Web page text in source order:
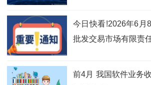
今日快看!2026年6月
批发交易市场有限责
前4月 我国软件业务